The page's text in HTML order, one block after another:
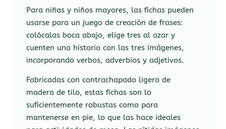
Para niñas y niños mayores, las fichas pueden
usarse para un juego de creación de frases:
colócalas boca abajo, elige tres al azar y
cuenten una historia con las tres imágenes,
incorporando verbos, adverbios y adjetivos.
Fabricadas con contrachapado ligero de
madera de tilo, estas fichas son lo
suficientemente robustas como para
mantenerse en pie, lo que las hace ideales